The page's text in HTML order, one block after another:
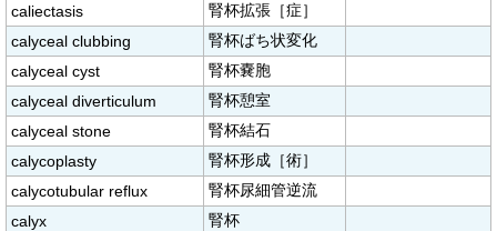
caliectasis
腎杯拡張［症］
calyceal clubbing
腎杯ばち状変化
calyceal cyst
腎杯嚢胞
calyceal diverticulum
腎杯憩室
calyceal stone
腎杯結石
calycoplasty
腎杯形成［術］
calycotubular reflux
腎杯尿細管逆流
calyx
腎杯